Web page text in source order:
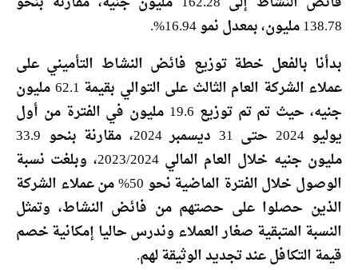
138.78 مليون، بمعدل نمو 16.94%.
بدأنا بالفعل خطة توزيع فائض النشاط التأميني على
عملاء الشركة العام الثالث على التوالي بقيمة 62.1 مليون
جنيه، حيث تم تم توزيع 19.6 مليون في الفترة من أول
يوليو 2024 حتى 31 ديسمبر 2024، مقارنة بنحو 33.9
مليون جنيه خلال العام المالي 2023/2024، وبلغت نسبة
الوصول خلال الفترة الماضية نحو 50% من عملاء الشركة
الذين حصلوا على حصتهم من فائض النشاط، وتمثل
النسبة المتبقية صغار العملاء وندرس حاليا إمكانية خصم
قيمة التكافل عند تجديد الوثيقة لهم.